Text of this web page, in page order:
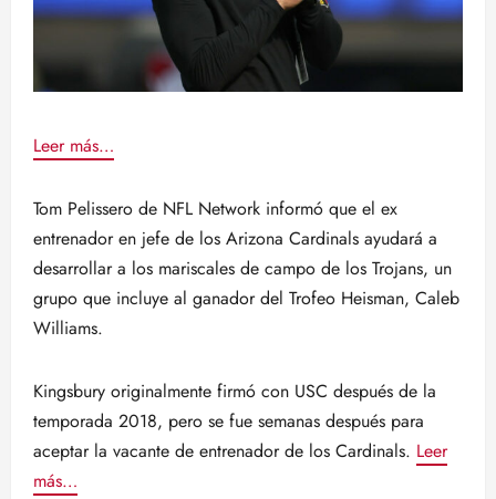
Leer más…
Tom Pelissero de NFL Network informó que el ex
entrenador en jefe de los Arizona Cardinals ayudará a
desarrollar a los mariscales de campo de los Trojans, un
grupo que incluye al ganador del Trofeo Heisman, Caleb
Williams.
Kingsbury originalmente firmó con USC después de la
temporada 2018, pero se fue semanas después para
aceptar la vacante de entrenador de los Cardinals. Leer
más…